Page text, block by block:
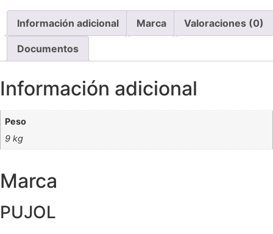
Información adicional Marca Valoraciones (0)
Documentos
Información adicional
Peso
9 kg
Marca
PUJOL